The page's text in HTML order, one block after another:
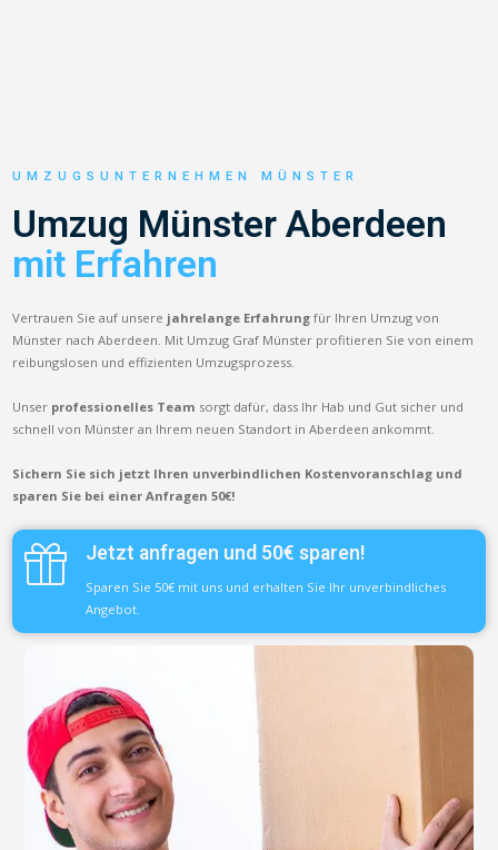
UMZUGSUNTERNEHMEN MÜNSTER
Umzug Münster Aberdeen
mit Erfahren
Vertrauen Sie auf unsere jahrelange Erfahrung für Ihren Umzug von
Münster nach Aberdeen. Mit Umzug Graf Münster profitieren Sie von einem
reibungslosen und effizienten Umzugsprozess.
Unser professionelles Team sorgt dafür, dass Ihr Hab und Gut sicher und
schnell von Münster an Ihrem neuen Standort in Aberdeen ankommt.
Sichern Sie sich jetzt Ihren unverbindlichen Kostenvoranschlag und
sparen Sie bei einer Anfragen 50€!
Jetzt anfragen und 50€ sparen!
Sparen Sie 50€ mit uns und erhalten Sie Ihr unverbindliches
Angebot.